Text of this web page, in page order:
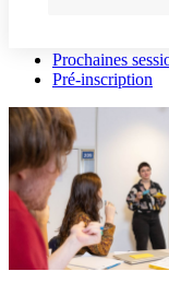
Prochaines
Pré-inscription